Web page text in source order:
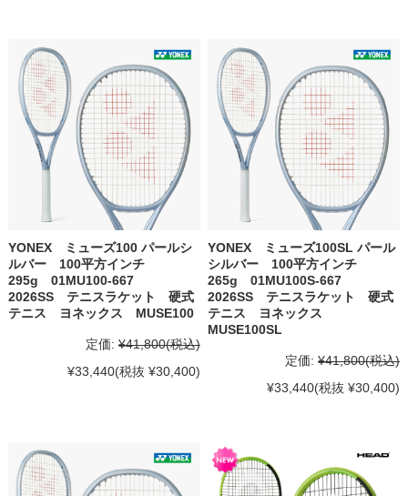
YONEX ミューズ100 パールシ
ルバー 100平方インチ
295g 01MU100-667
2026SS テニスラケット 硬式
テニス ヨネックス MUSE100
定価: ¥41,800(税込)
¥33,440(税抜 ¥30,400)
YONEX ミューズ100SL パール
シルバー 100平方インチ
265g 01MU100S-667
2026SS テニスラケット 硬式
テニス ヨネックス
MUSE100SL
定価: ¥41,800(税込)
¥33,440(税抜 ¥30,400)